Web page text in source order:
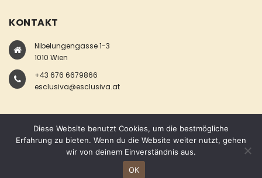
KONTAKT
Nibelungengasse 1-3
1010 Wien
+43 676 6679866
esclusiva@esclusiva.at
COPYRIGHT © ESCLUSIVA
Diese Website benutzt Cookies, um die bestmögliche
Erfahrung zu bieten. Wenn du die Website weiter nutzt, gehen
wir von deinem Einverständnis aus.
OK